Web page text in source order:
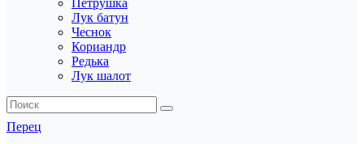
Петрушка
Лук батун
Чеснок
Кориандр
Редька
Лук шалот
Перец